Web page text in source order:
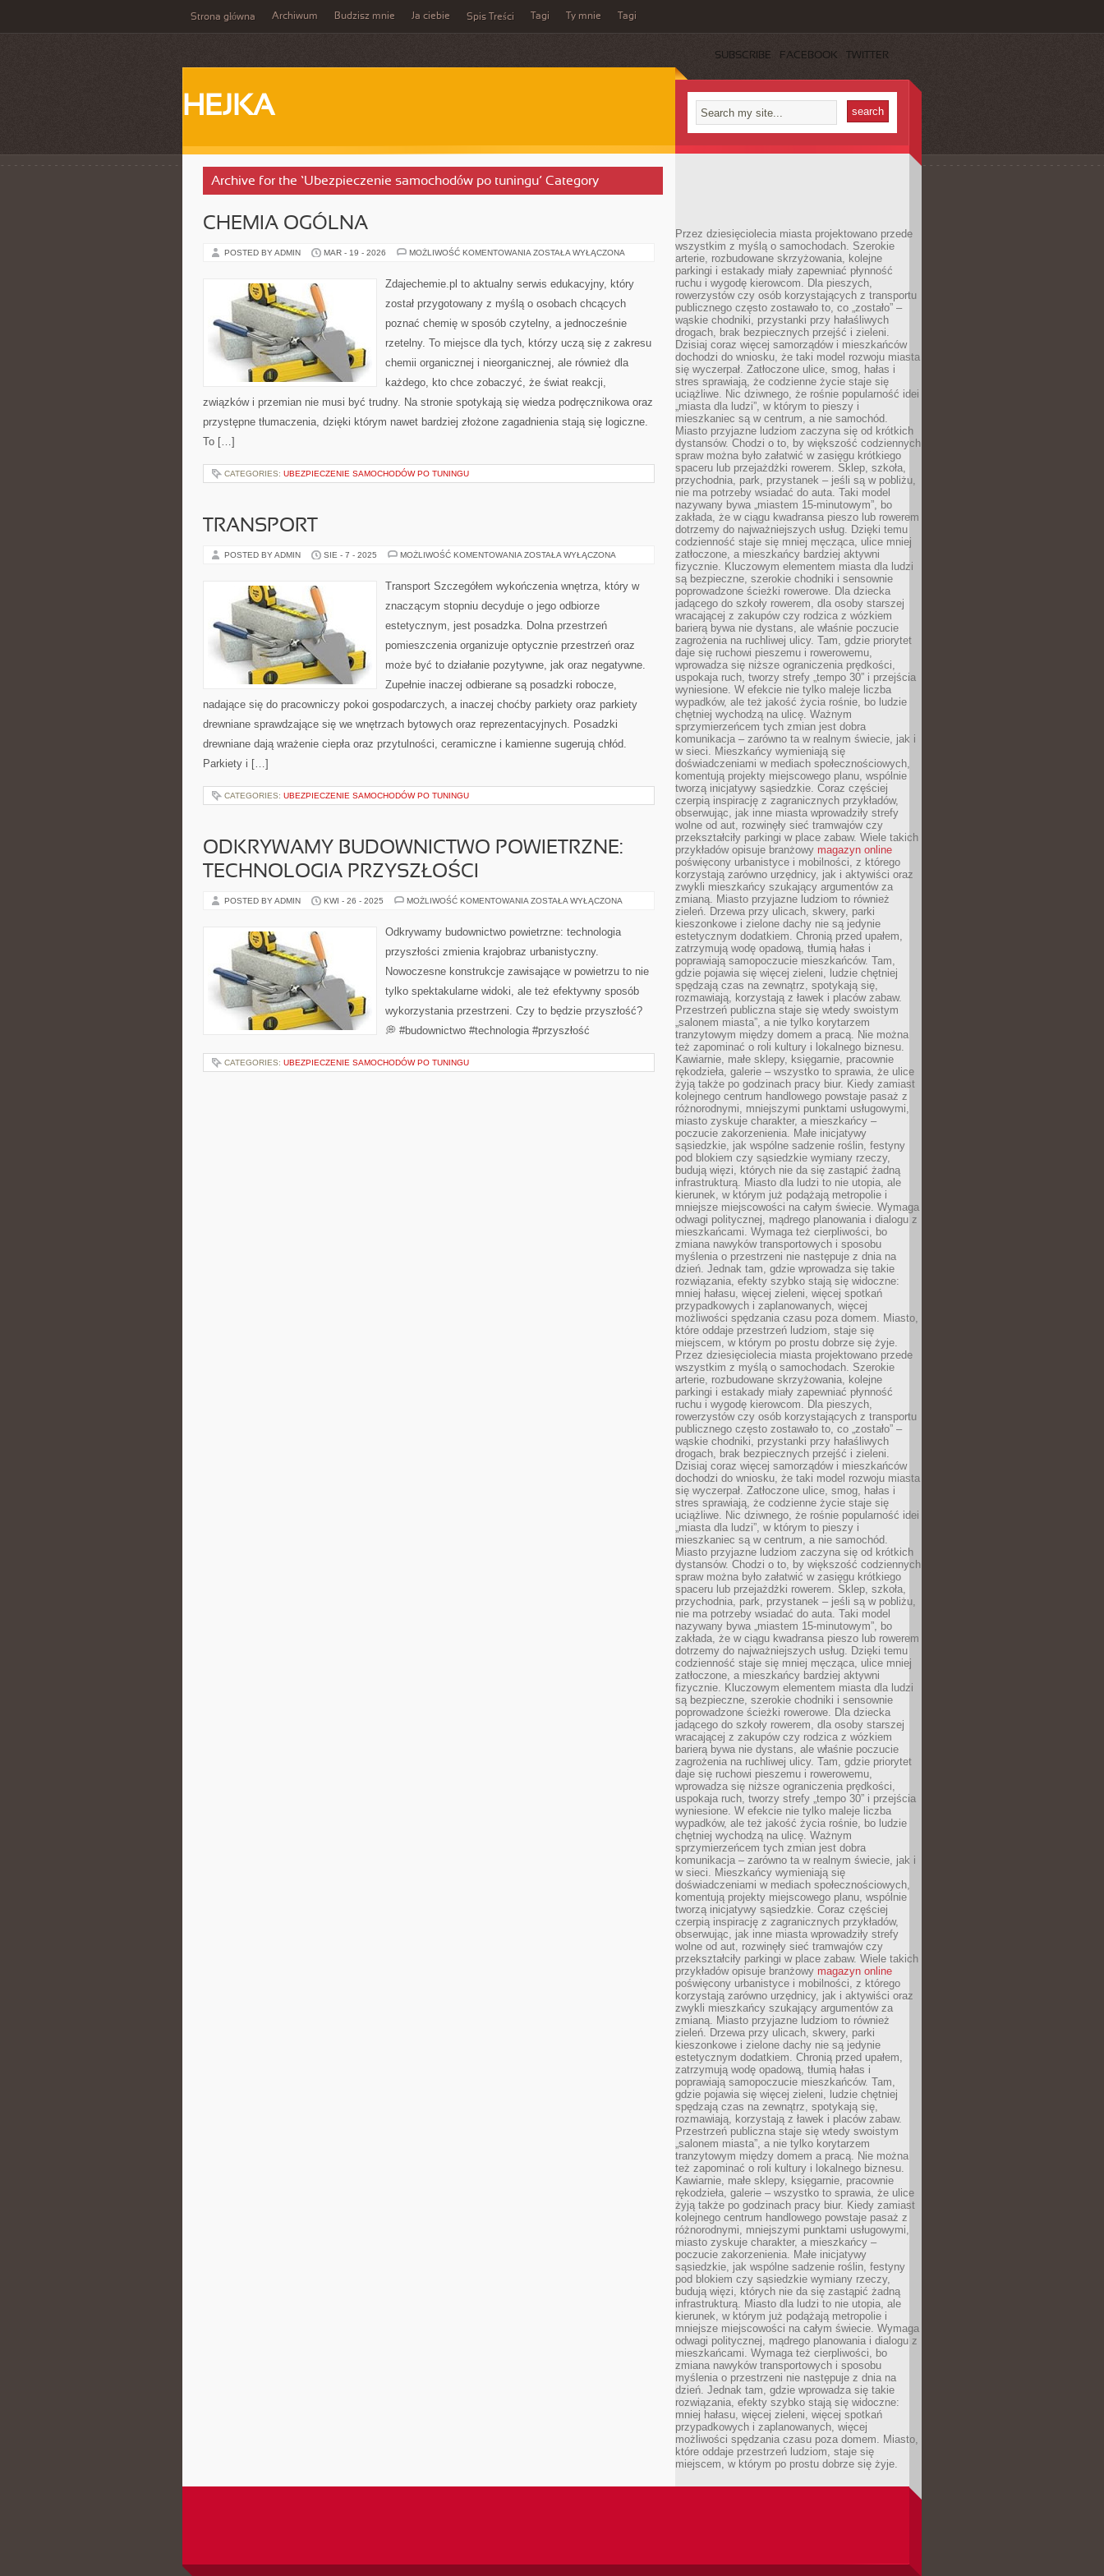
Strona główna Archiwum Budzisz mnie Ja ciebie Spis Treści Tagi Ty mnie Tagi
SUBSCRIBE FACEBOOK TWITTER
HEJKA
Archive for the ‘Ubezpieczenie samochodów po tuningu’ Category
CHEMIA OGÓLNA
POSTED BY ADMIN MAR - 19 - 2026 MOŻLIWOŚĆ KOMENTOWANIA CHEMIA
ZOSTAŁA WYŁĄCZONA
Zdajechemie.pl to aktualny serwis edukacyjny, który
został przygotowany z myślą o osobach chcących
poznać chemię w sposób czytelny, a jednocześnie
rzetelny. To miejsce dla tych, którzy uczą się z zakresu
chemii organicznej i nieorganicznej, ale również dla
każdego, kto chce zobaczyć, że świat reakcji,
związków i przemian nie musi być trudny. Na stronie spotykają się wiedza podręcznikowa oraz
przystępne tłumaczenia, dzięki którym nawet bardziej złożone zagadnienia stają się logiczne.
To […]
CATEGORIES: UBEZPIECZENIE SAMOCHODÓW PO TUNINGU
TRANSPORT
POSTED BY ADMIN SIE - 7 - 2025 MOŻLIWOŚĆ KOMENTOWANIA TRANSPORT
ZOSTAŁA WYŁĄCZONA
Transport Szczegółem wykończenia wnętrza, który w
znaczącym stopniu decyduje o jego odbiorze
estetycznym, jest posadzka. Dolna przestrzeń
pomieszczenia organizuje optycznie przestrzeń oraz
może być to działanie pozytywne, jak oraz negatywne.
Zupełnie inaczej odbierane są posadzki robocze,
nadające się do pracowniczy pokoi gospodarczych, a inaczej choćby parkiety oraz parkiety
drewniane sprawdzające się we wnętrzach bytowych oraz reprezentacyjnych. Posadzki
drewniane dają wrażenie ciepła oraz przytulności, ceramiczne i kamienne sugerują chłód.
Parkiety i […]
CATEGORIES: UBEZPIECZENIE SAMOCHODÓW PO TUNINGU
ODKRYWAMY BUDOWNICTWO POWIETRZNE:
TECHNOLOGIA PRZYSZŁOŚCI
POSTED BY ADMIN KWI - 26 - 2025 MOŻLIWOŚĆ KOMENTOWANIA ODKRYWAMY
TECHNOLOGIA
PRZYSZŁOŚCI
ZOSTAŁA WYŁĄCZONA
Odkrywamy budownictwo powietrzne: technologia
przyszłości zmienia krajobraz urbanistyczny.
Nowoczesne konstrukcje zawisające w powietrzu to nie
tylko spektakularne widoki, ale też efektywny sposób
wykorzystania przestrzeni. Czy to będzie przyszłość?
💭 #budownictwo #technologia #przyszłość
CATEGORIES: UBEZPIECZENIE SAMOCHODÓW PO TUNINGU
Przez dziesięciolecia miasta projektowano przede
wszystkim z myślą o samochodach. Szerokie
arterie, rozbudowane skrzyżowania, kolejne
parkingi i estakady miały zapewniać płynność
ruchu i wygodę kierowcom. Dla pieszych,
rowerzystów czy osób korzystających z transportu
publicznego często zostawało to, co „zostało” –
wąskie chodniki, przystanki przy hałaśliwych
drogach, brak bezpiecznych przejść i zieleni.
Dzisiaj coraz więcej samorządów i mieszkańców
dochodzi do wniosku, że taki model rozwoju miasta
się wyczerpał. Zatłoczone ulice, smog, hałas i
stres sprawiają, że codzienne życie staje się
uciążliwe. Nic dziwnego, że rośnie popularność idei
„miasta dla ludzi”, w którym to pieszy i
mieszkaniec są w centrum, a nie samochód.
Miasto przyjazne ludziom zaczyna się od krótkich
dystansów. Chodzi o to, by większość codziennych
spraw można było załatwić w zasięgu krótkiego
spaceru lub przejażdżki rowerem. Sklep, szkoła,
przychodnia, park, przystanek – jeśli są w pobliżu,
nie ma potrzeby wsiadać do auta. Taki model
nazywany bywa „miastem 15-minutowym”, bo
zakłada, że w ciągu kwadransa pieszo lub rowerem
dotrzemy do najważniejszych usług. Dzięki temu
codzienność staje się mniej męcząca, ulice mniej
zatłoczone, a mieszkańcy bardziej aktywni
fizycznie. Kluczowym elementem miasta dla ludzi
są bezpieczne, szerokie chodniki i sensownie
poprowadzone ścieżki rowerowe. Dla dziecka
jadącego do szkoły rowerem, dla osoby starszej
wracającej z zakupów czy rodzica z wózkiem
barierą bywa nie dystans, ale właśnie poczucie
zagrożenia na ruchliwej ulicy. Tam, gdzie priorytet
daje się ruchowi pieszemu i rowerowemu,
wprowadza się niższe ograniczenia prędkości,
uspokaja ruch, tworzy strefy „tempo 30” i przejścia
wyniesione. W efekcie nie tylko maleje liczba
wypadków, ale też jakość życia rośnie, bo ludzie
chętniej wychodzą na ulicę. Ważnym
sprzymierzeńcem tych zmian jest dobra
komunikacja – zarówno ta w realnym świecie, jak i
w sieci. Mieszkańcy wymieniają się
doświadczeniami w mediach społecznościowych,
komentują projekty miejscowego planu, wspólnie
tworzą inicjatywy sąsiedzkie. Coraz częściej
czerpią inspirację z zagranicznych przykładów,
obserwując, jak inne miasta wprowadziły strefy
wolne od aut, rozwinęły sieć tramwajów czy
przekształciły parkingi w place zabaw. Wiele takich
przykładów opisuje branżowy magazyn online
poświęcony urbanistyce i mobilności, z którego
korzystają zarówno urzędnicy, jak i aktywiści oraz
zwykli mieszkańcy szukający argumentów za
zmianą. Miasto przyjazne ludziom to również
zieleń. Drzewa przy ulicach, skwery, parki
kieszonkowe i zielone dachy nie są jedynie
estetycznym dodatkiem. Chronią przed upałem,
zatrzymują wodę opadową, tłumią hałas i
poprawiają samopoczucie mieszkańców. Tam,
gdzie pojawia się więcej zieleni, ludzie chętniej
spędzają czas na zewnątrz, spotykają się,
rozmawiają, korzystają z ławek i placów zabaw.
Przestrzeń publiczna staje się wtedy swoistym
„salonem miasta”, a nie tylko korytarzem
tranzytowym między domem a pracą. Nie można
też zapominać o roli kultury i lokalnego biznesu.
Kawiarnie, małe sklepy, księgarnie, pracownie
rękodzieła, galerie – wszystko to sprawia, że ulice
żyją także po godzinach pracy biur. Kiedy zamiast
kolejnego centrum handlowego powstaje pasaż z
różnorodnymi, mniejszymi punktami usługowymi,
miasto zyskuje charakter, a mieszkańcy –
poczucie zakorzenienia. Małe inicjatywy
sąsiedzkie, jak wspólne sadzenie roślin, festyny
pod blokiem czy sąsiedzkie wymiany rzeczy,
budują więzi, których nie da się zastąpić żadną
infrastrukturą. Miasto dla ludzi to nie utopia, ale
kierunek, w którym już podążają metropolie i
mniejsze miejscowości na całym świecie. Wymaga
odwagi politycznej, mądrego planowania i dialogu z
mieszkańcami. Wymaga też cierpliwości, bo
zmiana nawyków transportowych i sposobu
myślenia o przestrzeni nie następuje z dnia na
dzień. Jednak tam, gdzie wprowadza się takie
rozwiązania, efekty szybko stają się widoczne:
mniej hałasu, więcej zieleni, więcej spotkań
przypadkowych i zaplanowanych, więcej
możliwości spędzania czasu poza domem. Miasto,
które oddaje przestrzeń ludziom, staje się
miejscem, w którym po prostu dobrze się żyje.
Przez dziesięciolecia miasta projektowano przede
wszystkim z myślą o samochodach. Szerokie
arterie, rozbudowane skrzyżowania, kolejne
parkingi i estakady miały zapewniać płynność
ruchu i wygodę kierowcom. Dla pieszych,
rowerzystów czy osób korzystających z transportu
publicznego często zostawało to, co „zostało” –
wąskie chodniki, przystanki przy hałaśliwych
drogach, brak bezpiecznych przejść i zieleni.
Dzisiaj coraz więcej samorządów i mieszkańców
dochodzi do wniosku, że taki model rozwoju miasta
się wyczerpał. Zatłoczone ulice, smog, hałas i
stres sprawiają, że codzienne życie staje się
uciążliwe. Nic dziwnego, że rośnie popularność idei
„miasta dla ludzi”, w którym to pieszy i
mieszkaniec są w centrum, a nie samochód.
Miasto przyjazne ludziom zaczyna się od krótkich
dystansów. Chodzi o to, by większość codziennych
spraw można było załatwić w zasięgu krótkiego
spaceru lub przejażdżki rowerem. Sklep, szkoła,
przychodnia, park, przystanek – jeśli są w pobliżu,
nie ma potrzeby wsiadać do auta. Taki model
nazywany bywa „miastem 15-minutowym”, bo
zakłada, że w ciągu kwadransa pieszo lub rowerem
dotrzemy do najważniejszych usług. Dzięki temu
codzienność staje się mniej męcząca, ulice mniej
zatłoczone, a mieszkańcy bardziej aktywni
fizycznie. Kluczowym elementem miasta dla ludzi
są bezpieczne, szerokie chodniki i sensownie
poprowadzone ścieżki rowerowe. Dla dziecka
jadącego do szkoły rowerem, dla osoby starszej
wracającej z zakupów czy rodzica z wózkiem
barierą bywa nie dystans, ale właśnie poczucie
zagrożenia na ruchliwej ulicy. Tam, gdzie priorytet
daje się ruchowi pieszemu i rowerowemu,
wprowadza się niższe ograniczenia prędkości,
uspokaja ruch, tworzy strefy „tempo 30” i przejścia
wyniesione. W efekcie nie tylko maleje liczba
wypadków, ale też jakość życia rośnie, bo ludzie
chętniej wychodzą na ulicę. Ważnym
sprzymierzeńcem tych zmian jest dobra
komunikacja – zarówno ta w realnym świecie, jak i
w sieci. Mieszkańcy wymieniają się
doświadczeniami w mediach społecznościowych,
komentują projekty miejscowego planu, wspólnie
tworzą inicjatywy sąsiedzkie. Coraz częściej
czerpią inspirację z zagranicznych przykładów,
obserwując, jak inne miasta wprowadziły strefy
wolne od aut, rozwinęły sieć tramwajów czy
przekształciły parkingi w place zabaw. Wiele takich
przykładów opisuje branżowy magazyn online
poświęcony urbanistyce i mobilności, z którego
korzystają zarówno urzędnicy, jak i aktywiści oraz
zwykli mieszkańcy szukający argumentów za
zmianą. Miasto przyjazne ludziom to również
zieleń. Drzewa przy ulicach, skwery, parki
kieszonkowe i zielone dachy nie są jedynie
estetycznym dodatkiem. Chronią przed upałem,
zatrzymują wodę opadową, tłumią hałas i
poprawiają samopoczucie mieszkańców. Tam,
gdzie pojawia się więcej zieleni, ludzie chętniej
spędzają czas na zewnątrz, spotykają się,
rozmawiają, korzystają z ławek i placów zabaw.
Przestrzeń publiczna staje się wtedy swoistym
„salonem miasta”, a nie tylko korytarzem
tranzytowym między domem a pracą. Nie można
też zapominać o roli kultury i lokalnego biznesu.
Kawiarnie, małe sklepy, księgarnie, pracownie
rękodzieła, galerie – wszystko to sprawia, że ulice
żyją także po godzinach pracy biur. Kiedy zamiast
kolejnego centrum handlowego powstaje pasaż z
różnorodnymi, mniejszymi punktami usługowymi,
miasto zyskuje charakter, a mieszkańcy –
poczucie zakorzenienia. Małe inicjatywy
sąsiedzkie, jak wspólne sadzenie roślin, festyny
pod blokiem czy sąsiedzkie wymiany rzeczy,
budują więzi, których nie da się zastąpić żadną
infrastrukturą. Miasto dla ludzi to nie utopia, ale
kierunek, w którym już podążają metropolie i
mniejsze miejscowości na całym świecie. Wymaga
odwagi politycznej, mądrego planowania i dialogu z
mieszkańcami. Wymaga też cierpliwości, bo
zmiana nawyków transportowych i sposobu
myślenia o przestrzeni nie następuje z dnia na
dzień. Jednak tam, gdzie wprowadza się takie
rozwiązania, efekty szybko stają się widoczne:
mniej hałasu, więcej zieleni, więcej spotkań
przypadkowych i zaplanowanych, więcej
możliwości spędzania czasu poza domem. Miasto,
które oddaje przestrzeń ludziom, staje się
miejscem, w którym po prostu dobrze się żyje.